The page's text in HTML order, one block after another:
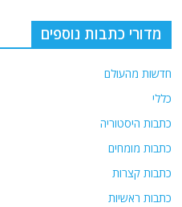
מדורי כתבות נוספים
חדשות מהעולם
כללי
כתבות היסטוריה
כתבות מומחים
כתבות קצרות
כתבות ראשיות